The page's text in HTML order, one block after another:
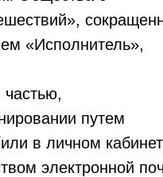
«Исполнитель»,
путем
в личном
электронной